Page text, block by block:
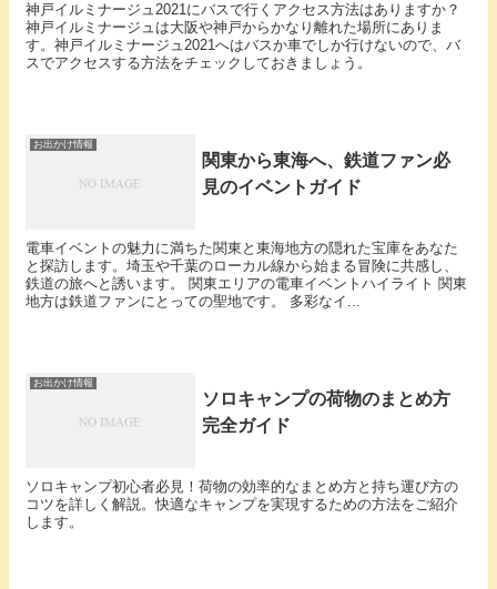
神戸イルミナージュ2021にバスで行くアクセス方法はありますか？
神戸イルミナージュは大阪や神戸からかなり離れた場所にありま
す。神戸イルミナージュ2021へはバスか車でしか行けないので、バ
スでアクセスする方法をチェックしておきましょう。
お出かけ情報
関東から東海へ、鉄道ファン必
見のイベントガイド
電車イベントの魅力に満ちた関東と東海地方の隠れた宝庫をあなた
と探訪します。埼玉や千葉のローカル線から始まる冒険に共感し、
鉄道の旅へと誘います。 関東エリアの電車イベントハイライト 関東
地方は鉄道ファンにとっての聖地です。 多彩なイ...
お出かけ情報
ソロキャンプの荷物のまとめ方
完全ガイド
ソロキャンプ初心者必見！荷物の効率的なまとめ方と持ち運び方の
コツを詳しく解説。快適なキャンプを実現するための方法をご紹介
します。